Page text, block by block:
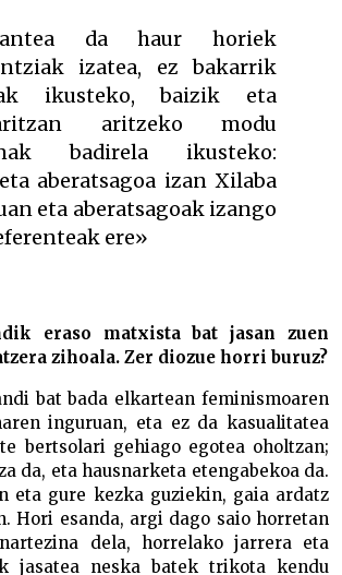
da haur horiek
izatea, ez bakarrik
ikusteko, baizik eta
aritzeko modu
badirela ikusteko:
aberatsagoa izan Xilaba
eta aberatsagoak izango
ere»
eraso matxista bat jasan zuen
zihoala. Zer diozue horri buruz?
bat bada elkartean feminismoaren
inguruan, eta ez da kasualitatea
bertsolari gehiago egotea oholtzan;
da, eta hausnarketa etengabekoa da.
eta gure kezka guziekin, gaia ardatz
Hori esanda, argi dago saio horretan
dela, horrelako jarrera eta
jasatea neska batek trikota kendu